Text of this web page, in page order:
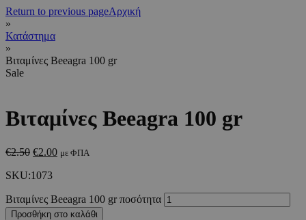
Return to previous pageΑρχική
»
Κατάστημα
»
Βιταμίνες Beeagra 100 gr
Sale
Βιταμίνες Beeagra 100 gr
€2.50 €2.00 με ΦΠΑ
SKU:1073
Βιταμίνες Beeagra 100 gr ποσότητα
Προσθήκη στο καλάθι